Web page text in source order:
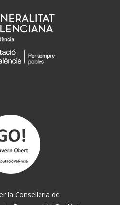
la Conselleria de